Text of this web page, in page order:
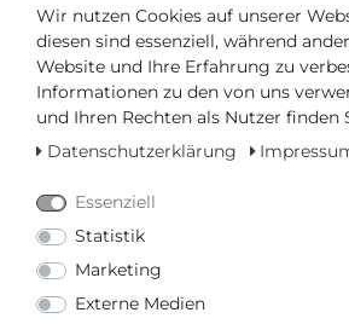
110,00 €*
Inhalt1Stück
Wir nutzen Cookies auf unserer
diesen sind essenziell, während
Website und Ihre Erfahrung zu
Informationen zu den von uns
und Ihren Rechten als Nutzer finden
Datenschutzerklärung
Essenziell
Statistik
Marketing
Externe Medien